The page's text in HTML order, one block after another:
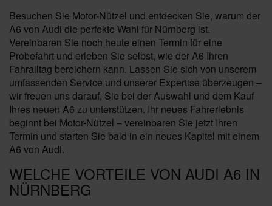
Besuchen Sie Motor-Nützel und entdecken Sie, warum der
A6 von Audi die perfekte Wahl für Nürnberg ist.
Vereinbaren Sie noch heute einen Termin für eine
Probefahrt und erleben Sie selbst, wie der A6 Ihren
Fahralltag bereichern kann. Lassen Sie sich von unserem
umfassenden Service und unserer Expertise überzeugen –
wir freuen uns darauf, Sie bei der Auswahl und dem Kauf
Ihres neuen A6 zu unterstützen. Ihr neues Fahrerlebnis
beginnt bei Motor-Nützel – vereinbaren Sie jetzt Ihren
Termin und starten Sie bald in ein neues Kapitel mit einem
A6 von Audi.
WELCHE VORTEILE VON AUDI A6 IN
NÜRNBERG